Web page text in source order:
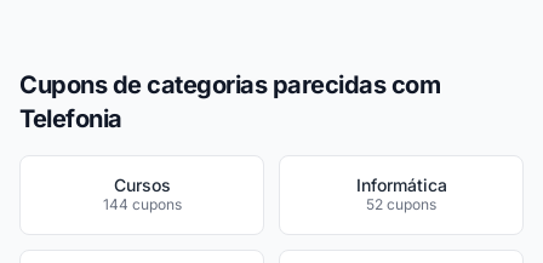
Cupons de categorias parecidas com
Telefonia
Cursos
144 cupons
Informática
52 cupons